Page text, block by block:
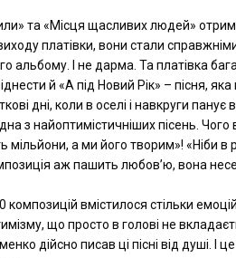
та «Місця щасливих людей»
платівки, вони стали справжніми
альбому. І не дарма. Та платівка
й «А під Новий Рік» – пісня, яка
дні, коли в оселі і навкруги
з найоптимістичніших пісень. Чого
мільйони, а ми його творим»! «Ніби
аж пашить любов’ю, вона
композицій вмістилося стільки
що просто в голові не
дійсно писав ці пісні від душі. І